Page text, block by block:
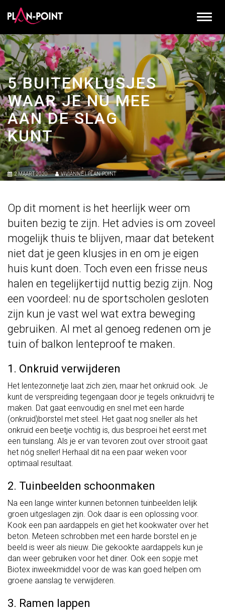
5 BUITENKLUSJES
WAAR JE NU MEE
AAN DE SLAG
KUNT
2 MAART 2020 VIVIANNE I PLAN-POINT
Op dit moment is het heerlijk weer om
buiten bezig te zijn. Het advies is om zoveel
mogelijk thuis te blijven, maar dat betekent
niet dat je geen klusjes in en om je eigen
huis kunt doen. Toch even een frisse neus
halen en tegelijkertijd nuttig bezig zijn. Nog
een voordeel: nu de sportscholen gesloten
zijn kun je vast wel wat extra beweging
gebruiken. Al met al genoeg redenen om je
tuin of balkon lenteproof te maken.
1. Onkruid verwijderen
Het lentezonnetje laat zich zien, maar het onkruid ook. Je
kunt de verspreiding tegengaan door je tegels onkruidvrij te
maken. Dat gaat eenvoudig en snel met een harde
(onkruid)borstel met steel. Het gaat nog sneller als het
onkruid een beetje vochtig is, dus besproei het eerst met
een tuinslang. Als je er van tevoren zout over strooit gaat
het nóg sneller! Herhaal dit na een paar weken voor
optimaal resultaat.
2. Tuinbeelden schoonmaken
Na een lange winter kunnen betonnen tuinbeelden lelijk
groen uitgeslagen zijn. Ook daar is een oplossing voor.
Kook een pan aardappels en giet het kookwater over het
beton. Meteen schrobben met een harde borstel en je
beeld is weer als nieuw. Die gekookte aardappels kun je
dan weer gebruiken voor het diner. Ook een sopje met
Biotex inweekmiddel voor de was kan goed helpen om
groene aanslag te verwijderen.
3. Ramen lappen